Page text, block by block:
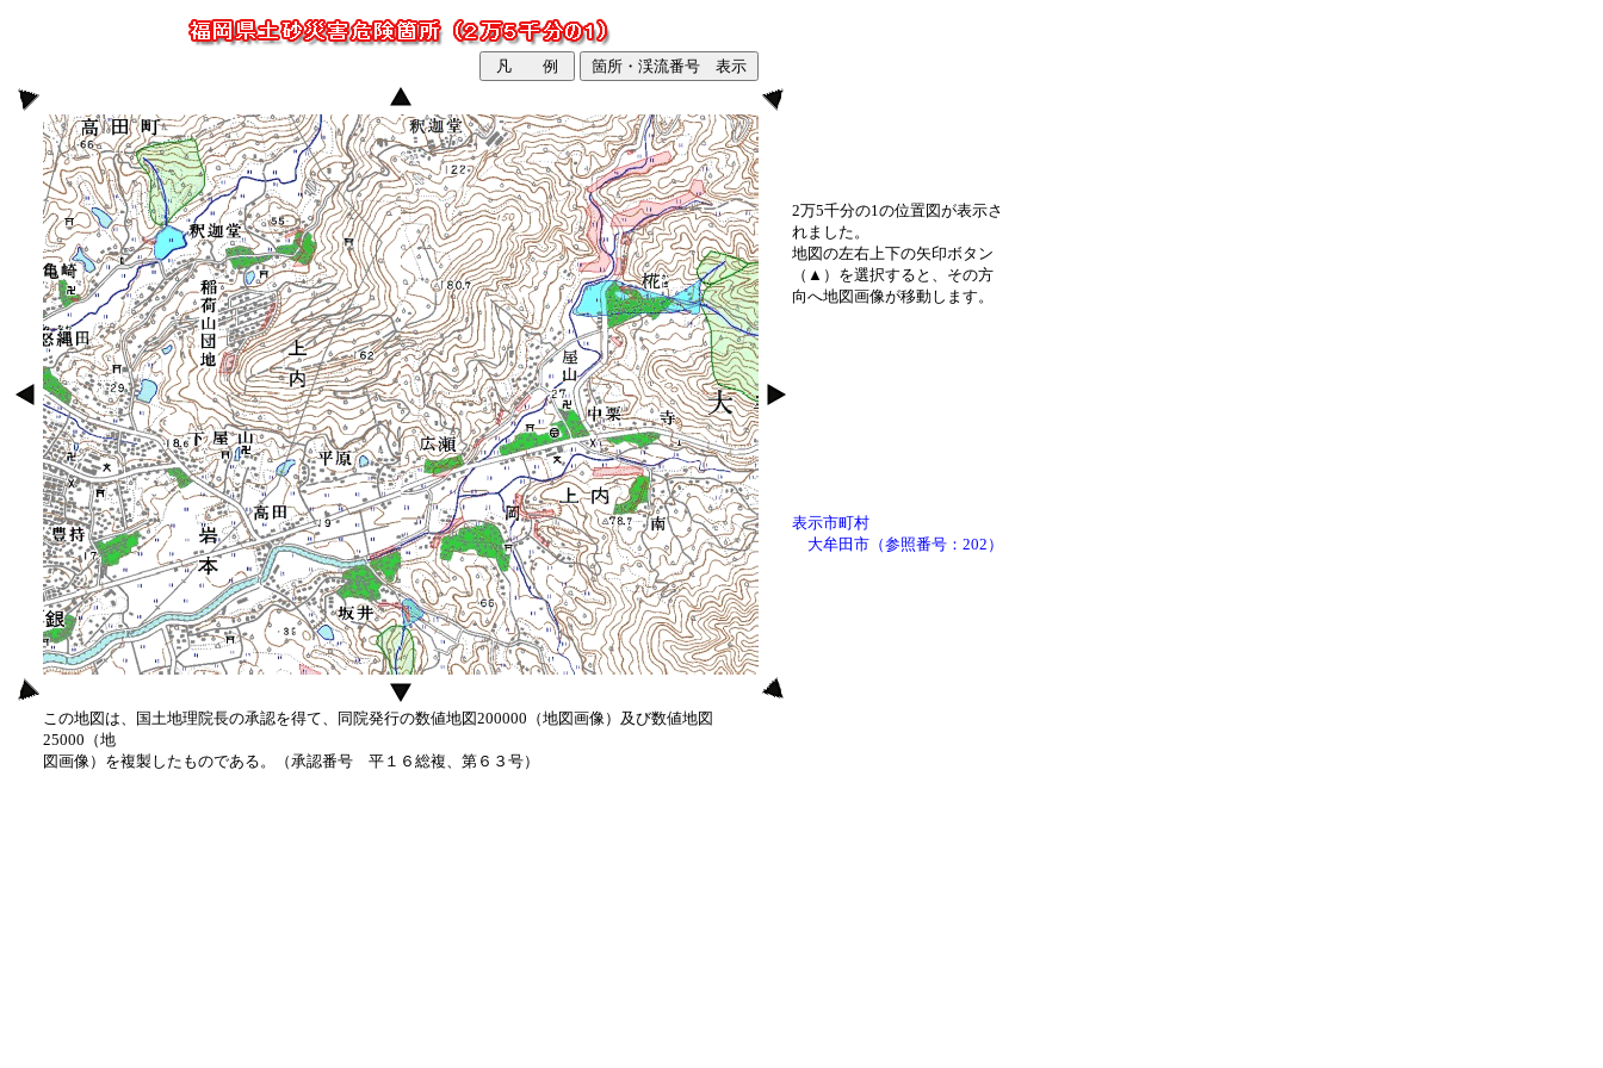
2万5千分の1の位置図が表示さ
れました。
地図の左右上下の矢印ボタン
（▲）を選択すると、その方
向へ地図画像が移動します。
表示市町村
大牟田市（参照番号：202）
この地図は、国土地理院長の承認を得て、同院発行の数値地図200000（地図画像）及び数値地図
25000（地
図画像）を複製したものである。（承認番号 平１６総複、第６３号）